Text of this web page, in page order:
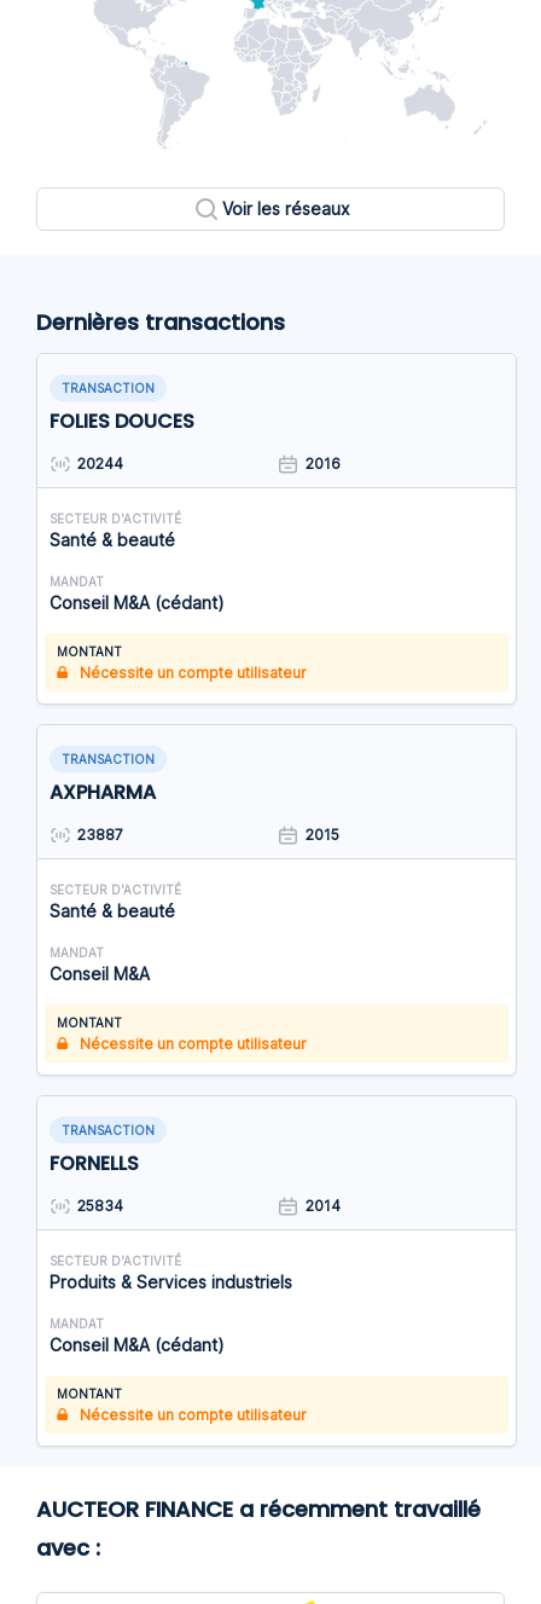
Voir les réseaux
Dernières transactions
TRANSACTION
FOLIES DOUCES
20244 2016
SECTEUR D'ACTIVITÉ
Santé & beauté
MANDAT
Conseil M&A (cédant)
MONTANT
Nécessite un compte utilisateur
TRANSACTION
AXPHARMA
23887 2015
SECTEUR D'ACTIVITÉ
Santé & beauté
MANDAT
Conseil M&A
MONTANT
Nécessite un compte utilisateur
TRANSACTION
FORNELLS
25834 2014
SECTEUR D'ACTIVITÉ
Produits & Services industriels
MANDAT
Conseil M&A (cédant)
MONTANT
Nécessite un compte utilisateur
AUCTEOR FINANCE a récemment travaillé
avec :